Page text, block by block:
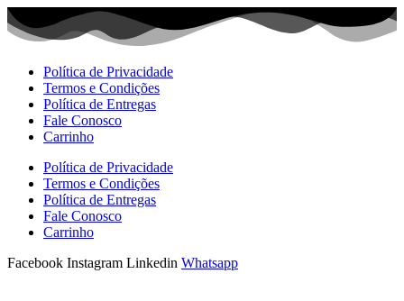
Ir
para
Política de Privacidade
Termos e Condições
Política de Entregas
Fale Conosco
Carrinho
Política de Privacidade
Termos e Condições
Política de Entregas
Fale Conosco
Carrinho
Facebook Instagram Linkedin Whatsapp